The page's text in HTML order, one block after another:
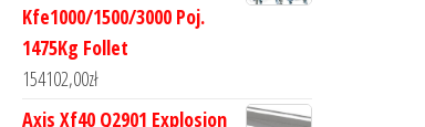
Kfe1000/1500/3000 Poj.
1475Kg Follet
154102,00zł
Axis Xf40 Q2901 Explosion